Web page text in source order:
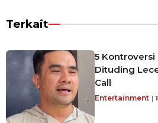
Terkait
5 Kontroversi
Dituding
Call
Entertainment |